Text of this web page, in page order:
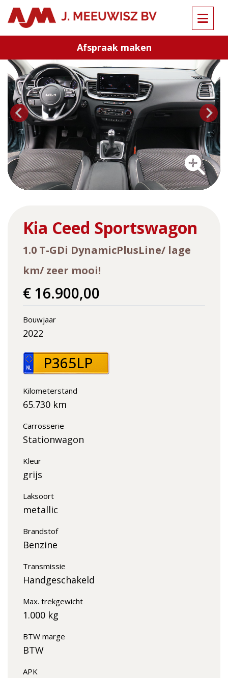
Afspraak maken
Terug naar overzicht
Kia Ceed Sportswagon
1.0 T-GDi DynamicPlusLine/ lage
km/ zeer mooi!
€ 16.900,00
Bouwjaar
2022
P365LP
Kilometerstand
65.730 km
Carrosserie
Stationwagon
Kleur
grijs
Laksoort
metallic
Brandstof
Benzine
Transmissie
Handgeschakeld
Max. trekgewicht
1.000 kg
BTW marge
BTW
APK